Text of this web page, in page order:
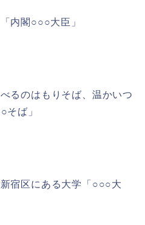
内閣○○○大臣」
るのはもりそば、温かいつ
そば」
宿区にある大学「○○○大